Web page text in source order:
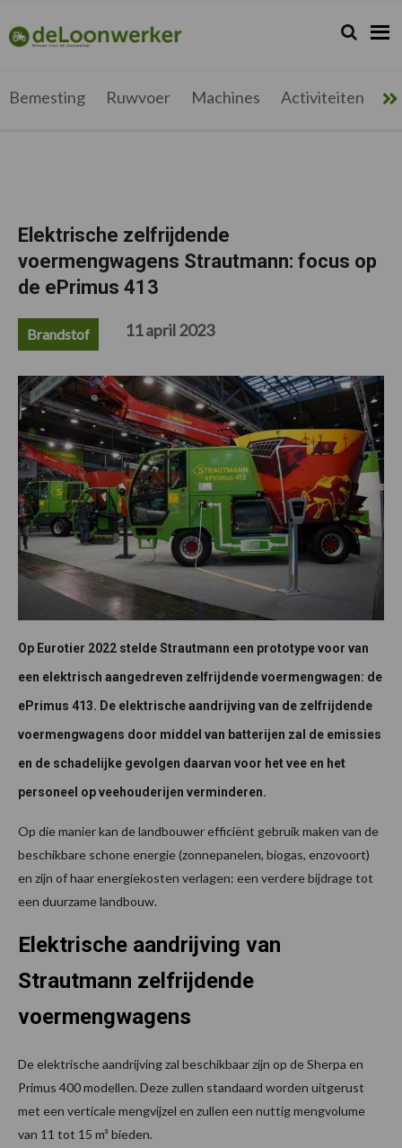
de
hoofdnavigatie
de
hoofd
de
eerste
de
voettekst
deloonwerker.be Zoeken...
Zoek
Bemesting Ruwvoer Machines Activiteiten
Elektrische zelfrijdende
voermengwagens Strautmann: focus op
de ePrimus 413
Brandstof 11 april 2023
Op Eurotier 2022 stelde Strautmann een prototype voor van
een elektrisch aangedreven zelfrijdende voermengwagen: de
ePrimus 413. De elektrische aandrijving van de zelfrijdende
voermengwagens door middel van batterijen zal de emissies
en de schadelijke gevolgen daarvan voor het vee en het
personeel op veehouderijen verminderen.
Op die manier kan de landbouwer efficiënt gebruik maken van de
beschikbare schone energie (zonnepanelen, biogas, enzovoort)
en zijn of haar energiekosten verlagen: een verdere bijdrage tot
een duurzame landbouw.
Elektrische aandrijving van
Strautmann zelfrijdende
voermengwagens
De elektrische aandrijving zal beschikbaar zijn op de Sherpa en
Primus 400 modellen. Deze zullen standaard worden uitgerust
met een verticale mengvijzel en zullen een nuttig mengvolume
van 11 tot 15 m³ bieden.